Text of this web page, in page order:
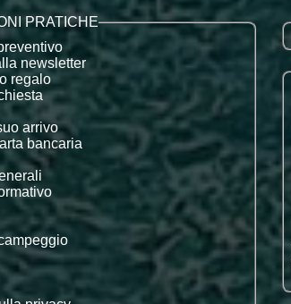
PRATICHE
newsletter
regalo
arrivo
bancaria